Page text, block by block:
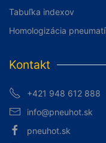
Tabuľka indexov
Homologizácia
Kontakt
+421 948 612 888
info@pneuhot.sk
pneuhot.sk